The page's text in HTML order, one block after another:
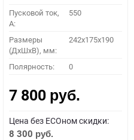
Пусковой ток,
A:
550
Размеры
(ДхШхВ), мм:
242x175x190
Полярность: 0
7 800 руб.
Цена без ECOном скидки:
8 300 руб.